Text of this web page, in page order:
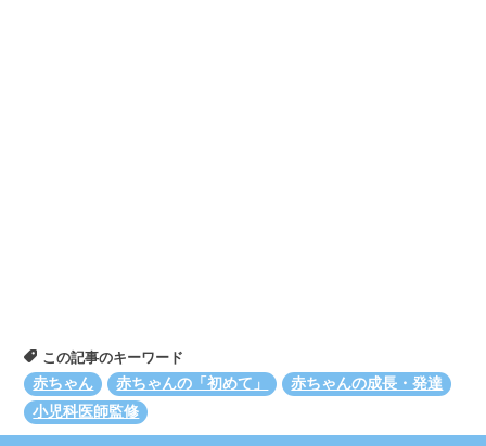
この記事のキーワード
赤ちゃん
赤ちゃんの「初めて」
赤ちゃんの成長・発達
小児科医師監修